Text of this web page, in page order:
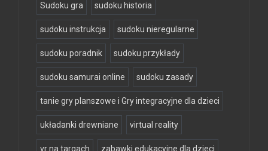
Sudoku gra sudoku historia
sudoku instrukcja sudoku nieregularne
sudoku poradnik sudoku przykłady
sudoku samurai online sudoku zasady
tanie gry planszowe i Gry integracyjne dla dzieci
układanki drewniane virtual reality
vr na targach zabawki edukacyjne dla dzieci